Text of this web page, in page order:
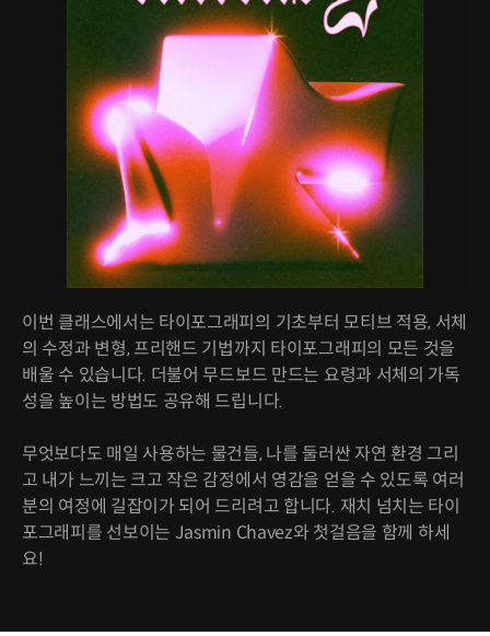
이번 클래스에서는 타이포그래피의 기초부터 모티브 적용, 서체
의 수정과 변형, 프리핸드 기법까지 타이포그래피의 모든 것을
배울 수 있습니다. 더불어 무드보드 만드는 요령과 서체의 가독
성을 높이는 방법도 공유해 드립니다.
무엇보다도 매일 사용하는 물건들, 나를 둘러싼 자연 환경 그리
고 내가 느끼는 크고 작은 감정에서 영감을 얻을 수 있도록 여러
분의 여정에 길잡이가 되어 드리려고 합니다. 재치 넘치는 타이
포그래피를 선보이는 Jasmin Chavez와 첫걸음을 함께 하세
요!